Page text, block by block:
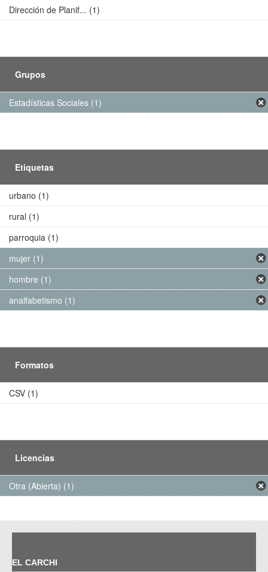
Dirección de Planif... (1)
Grupos
Estadísticas Sociales (1)
Etiquetas
urbano (1)
rural (1)
parroquia (1)
mujer (1)
hombre (1)
analfabetismo (1)
Formatos
CSV (1)
Licencias
Otra (Abierta) (1)
EL CARCHI